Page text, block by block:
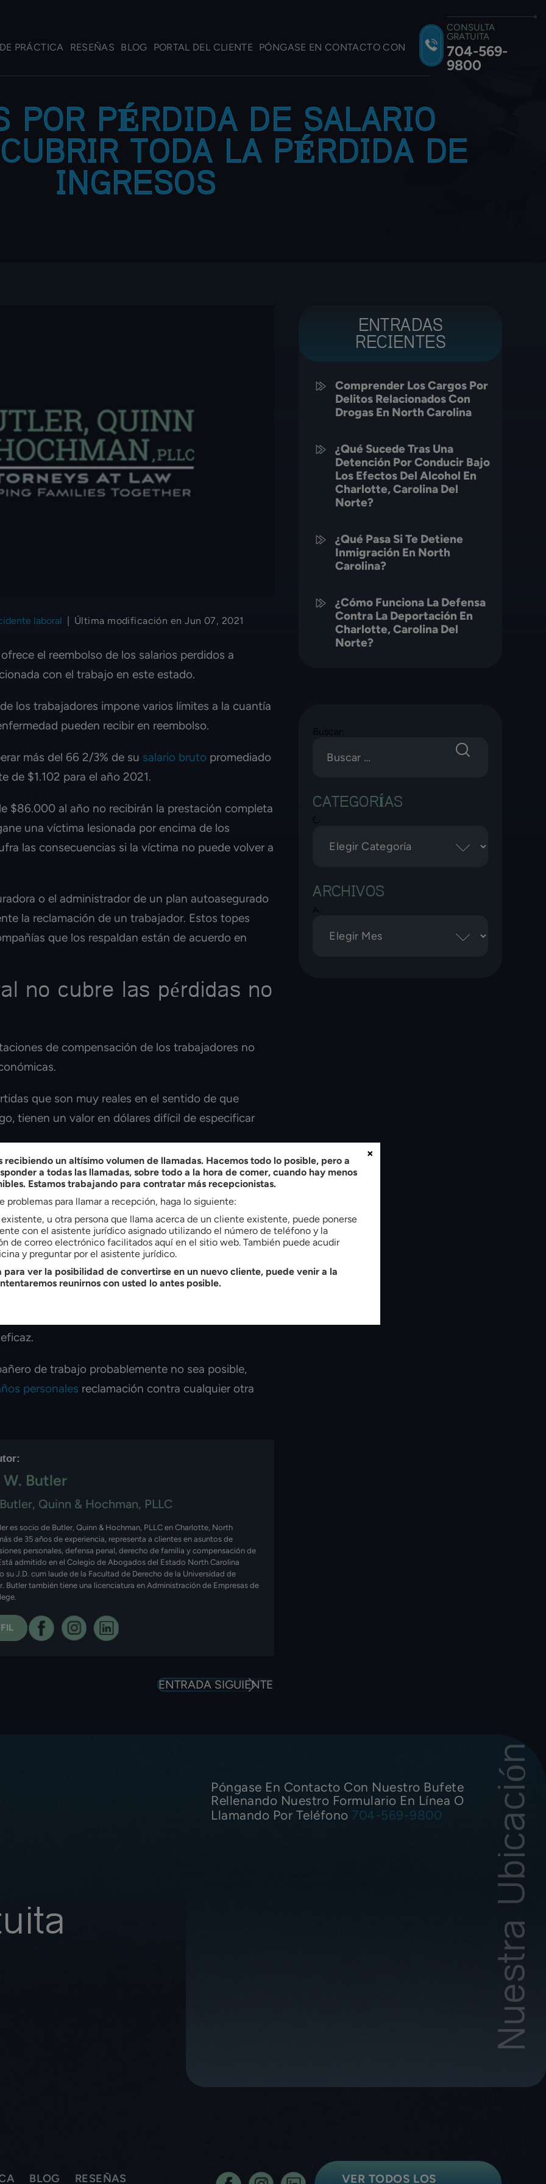
PRÁCTICA RESEÑAS BLOG PORTAL DEL CLIENTE
PÓNGASE EN CONTACTO CON
CONSULTA
GRATUITA
704-569-
9800
POR PÉRDIDA DE SALARIO
TODA LA PÉRDIDA DE
INGRESOS
laboral Última modificación en Jun 07, 2021
el reembolso de los salarios perdidos a
con el trabajo en este estado.
los trabajadores impone varios límites a la cuantía
pueden recibir en reembolso.
más del 66 2/3% de su salario bruto promediado
de $1.102 para el año 2021.
$86.000 al año no recibirán la prestación completa
una víctima lesionada por encima de los
las consecuencias si la víctima no puede volver a
o el administrador de un plan autoasegurado
la reclamación de un trabajador. Estos topes
que los respaldan están de acuerdo en
no cubre las pérdidas no
de compensación de los trabajadores no
que son muy reales en el sentido de que
tienen un valor en dólares difícil de especificar
víctimas de Charlotte
adicional?
la indemnización por accidente de trabajo no
primer lugar solicitar de todos modos
de trabajo.
que subyace a la indemnización por accidente
al menos parte del dinero que necesitan tras
de trabajo probablemente no sea posible,
personales reclamación contra cualquier otra
W. Butler
Butler, Quinn & Hochman, PLLC
es socio de Butler, Quinn & Hochman, PLLC en Charlotte, North
de 35 años de experiencia, representa a clientes en asuntos de
personales, defensa penal, derecho de familia y compensación de
admitido en el Colegio de Abogados del Estado North Carolina
su J.D. cum laude de la Facultad de Derecho de la Universidad de
Butler también tiene una licenciatura en Administración de Empresas de
ENTRADA SIGUIENTE
ENTRADAS
RECIENTES
Comprender Los Cargos Por
Delitos Relacionados Con
Drogas En North Carolina
¿Qué Sucede Tras Una
Detención Por Conducir Bajo
Los Efectos Del Alcohol En
Charlotte, Carolina Del
Norte?
¿Qué Pasa Si Te Detiene
Inmigración En North
Carolina?
¿Cómo Funciona La Defensa
Contra La Deportación En
Charlotte, Carolina Del
Norte?
Buscar:
CATEGORÍAS
Categorías
ARCHIVOS
Archivos
Póngase En Contacto Con Nuestro Bufete
Rellenando Nuestro Formulario En Línea O
Llamando Por Teléfono 704-569-9800 Nuestra Ubicación
BLOG
RESEÑAS
VER TODOS LOS
recibiendo un altísimo volumen de llamadas. Hacemos todo lo posible, pero a
a todas las llamadas, sobre todo a la hora de comer, cuando hay menos
Estamos trabajando para contratar más recepcionistas.
problemas para llamar a recepción, haga lo siguiente:
u otra persona que llama acerca de un cliente existente, puede ponerse
con el asistente jurídico asignado utilizando el número de teléfono y la
de correo electrónico facilitados aquí en el sitio web. También puede acudir
y preguntar por el asistente jurídico.
para ver la posibilidad de convertirse en un nuevo cliente, puede venir a la
reunirnos con usted lo antes posible.
×